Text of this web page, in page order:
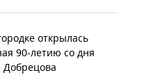
открылась
90-летию со дня